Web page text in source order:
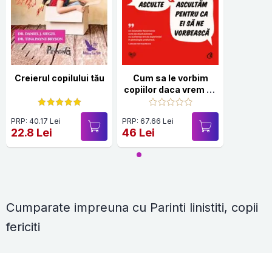
Creierul copilului tău
PRP: 40.17 Lei
22.8 Lei
Cum sa le vorbim
copiilor daca vrem sa
ne asculte si cum sa-
i ascultam pentru ca
ei sa ne vorbeasca
PRP: 67.66 Lei
46 Lei
Cumparate impreuna cu Parinti linistiti, copii
fericiti